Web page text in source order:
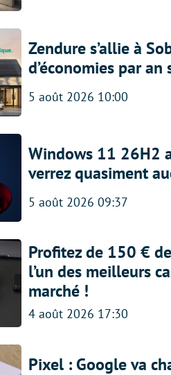
Zendure s’allie à
d’économies par an
5 août 2026 10:00
Windows 11 26H2
verrez quasiment
5 août 2026 09:37
Profitez de 150 €
l’un des meilleurs
marché !
4 août 2026 17:30
Pixel : Google va